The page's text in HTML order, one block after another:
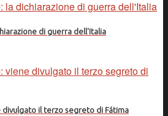
di guerra dell'Italia
divulgato il terzo segreto di Fátima